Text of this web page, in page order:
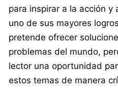
para inspirar a la acción y
uno de sus mayores
pretende ofrecer
problemas del mundo,
lector una oportunidad
estos temas de manera